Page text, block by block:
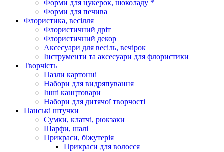
Форми для цукерок, шоколаду *
Форми для печива
Флористика, весілля
Флористичний дріт
Флористичний декор
Аксесуари для весіль, вечірок
Інструменти та аксесуари для флористики
Творчість
Пазли картонні
Набори для видряпування
Інші канцтовари
Набори для дитячої творчості
Панські штучки
Сумки, клатчі, рюкзаки
Шарфи, шалі
Прикраси, біжутерія
Прикраси для волосся